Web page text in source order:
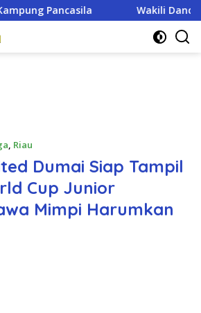
Dan Unit Intel Kodim 0321/Rohil
, Riau
Dumai Siap Tampil
Cup Junior
Mimpi Harumkan